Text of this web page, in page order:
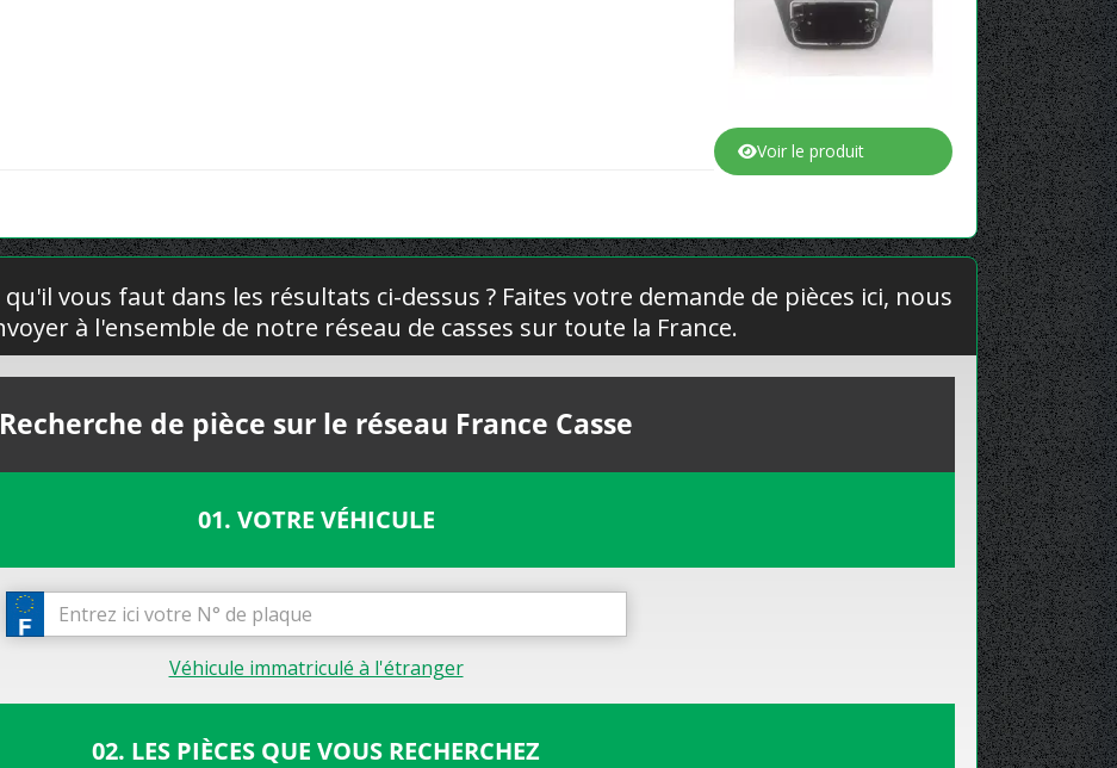
Voir le produit
vous faut dans les résultats ci-dessus ? Faites votre demande de pièces ici, nous
à l'ensemble de notre réseau de casses sur toute la France.
Recherche de pièce sur le réseau France Casse
01. VOTRE VÉHICULE
Véhicule immatriculé à l'étranger
02. LES PIÈCES QUE VOUS RECHERCHEZ